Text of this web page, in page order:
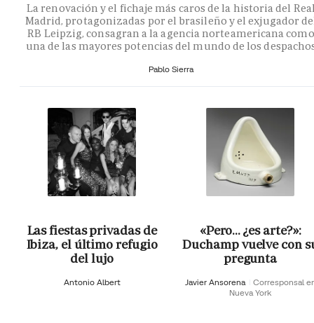
La renovación y el fichaje más caros de la historia del
Madrid, protagonizadas por el brasileño y el exjugador
RB Leipzig, consagran a la agencia norteamericana como
una de las mayores potencias del mundo de los
Pablo Sierra
Las fiestas privadas de
Ibiza, el último refugio
del lujo
Antonio Albert
«Pero… ¿es arte?»:
Duchamp vuelve con
pregunta
Javier Ansorena
Corresponsal
Nueva York